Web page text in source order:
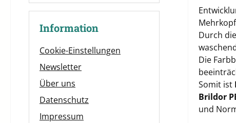
Information
Cookie-Einstellungen
Newsletter
Über uns
Datenschutz
Impressum
Durch
Die
Somit ist
Brildor
und